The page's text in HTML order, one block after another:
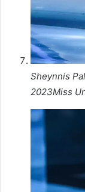
Sheynnis
2023Miss